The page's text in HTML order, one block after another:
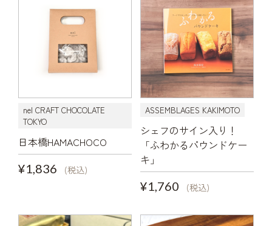
nel CRAFT CHOCOLATE
TOKYO
日本橋HAMACHOCO
¥1,836
(税込)
ASSEMBLAGES KAKIMOTO
シェフのサイン入り！
「ふわかるパウンドケー
キ」
¥1,760
(税込)